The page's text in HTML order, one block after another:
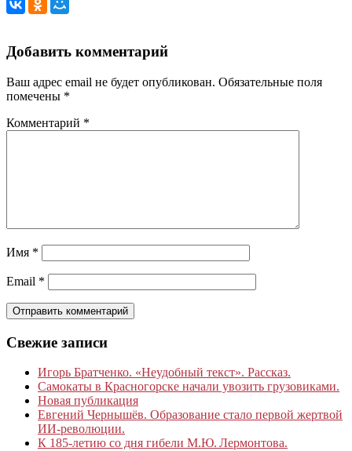
Добавить комментарий
Ваш адрес email не будет опубликован. Обязательные поля
помечены *
Комментарий *
Имя *
Email *
Свежие записи
Игорь Братченко. «Неудобный текст». Рассказ.
Самокаты в Красногорске начали увозить грузовиками.
Новая публикация
Евгений Чернышёв. Образование стало первой жертвой
ИИ-революции.
К 185‑летию со дня гибели М.Ю. Лермонтова.